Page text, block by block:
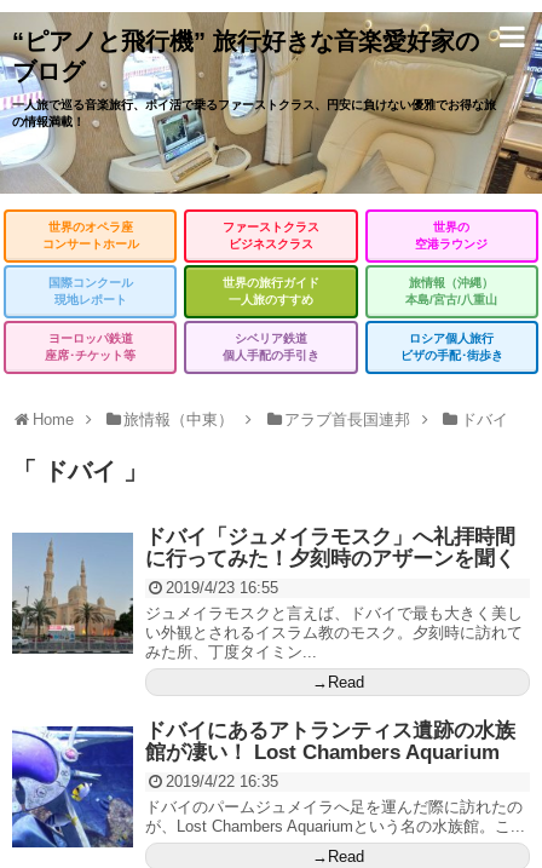
“ピアノと飛行機” 旅行好きな音楽愛好家の
ブログ
一人旅で巡る音楽旅行、ポイ活で乗るファーストクラス、円安に負けない優雅でお得な旅
の情報満載！
世界のオペラ座
コンサートホール
ファーストクラス
ビジネスクラス
世界の
空港ラウンジ
国際コンクール
現地レポート
世界の旅行ガイド
一人旅のすすめ
旅情報（沖縄）
本島/宮古/八重山
ヨーロッパ鉄道
座席･チケット等
シベリア鉄道
個人手配の手引き
ロシア個人旅行
ビザの手配･街歩き
Home 旅情報（中東） アラブ首長国連邦 ドバイ
「 ドバイ 」
ドバイ「ジュメイラモスク」へ礼拝時間
に行ってみた！夕刻時のアザーンを聞く
2019/4/23 16:55
ジュメイラモスクと言えば、ドバイで最も大きく美し
い外観とされるイスラム教のモスク。夕刻時に訪れて
みた所、丁度タイミン...
→Read
ドバイにあるアトランティス遺跡の水族
館が凄い！ Lost Chambers Aquarium
2019/4/22 16:35
ドバイのパームジュメイラへ足を運んだ際に訪れたの
が、Lost Chambers Aquariumという名の水族館。こ...
→Read